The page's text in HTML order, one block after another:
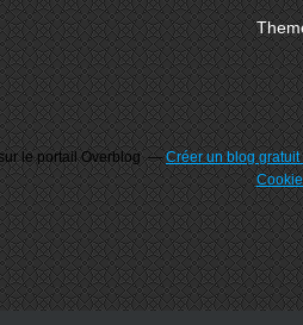
le portail Overblog Créer un blog